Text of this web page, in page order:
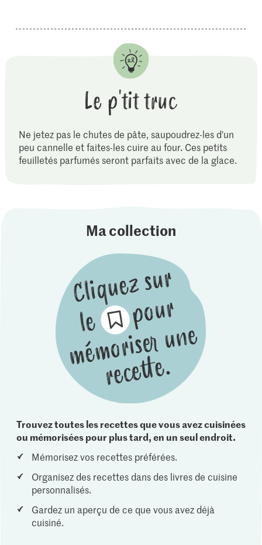
Le p'tit truc
Ne jetez pas le chutes de pâte, saupoudrez-les d'un
peu cannelle et faites-les cuire au four. Ces petits
feuilletés parfumés seront parfaits avec de la glace.
Ma collection
Trouvez toutes les recettes que vous avez cuisinées
ou mémorisées pour plus tard, en un seul endroit.
Mémorisez vos recettes préférées.
Organisez des recettes dans des livres de cuisine
personnalisés.
Gardez un aperçu de ce que vous avez déjà
cuisiné.